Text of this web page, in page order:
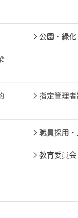
公園・緑化
指定管理者
職員採用・
教育委員会